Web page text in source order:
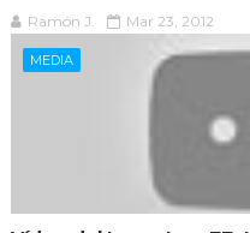
Ramón J. Mar 23, 2012
MEDIA